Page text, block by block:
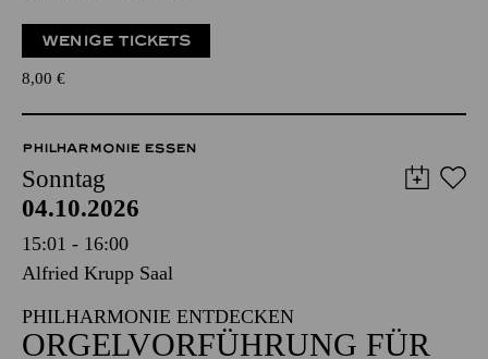
Für Kinder ab 5 Jahren
8,00 €
PHILHARMONIE ESSEN
Sonntag
04.10.2026
15:01 - 16:00
Alfried Krupp Saal